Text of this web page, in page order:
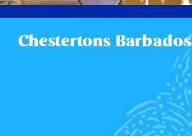
Chestertons Barbados